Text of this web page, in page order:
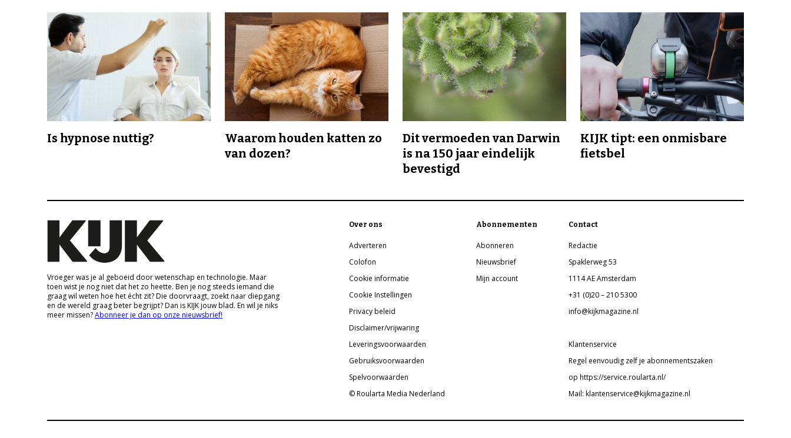
Is hypnose nuttig?
Waarom houden katten zo
van dozen?
Dit vermoeden van Darwin
is na 150 jaar eindelijk
bevestigd
KIJK tipt: een onmisbare
fietsbel
Vroeger was je al geboeid door wetenschap en technologie. Maar
toen wist je nog niet dat het zo heette. Ben je nog steeds iemand die
graag wil weten hoe het écht zit? Die doorvraagt, zoekt naar diepgang
en de wereld graag beter begrijpt? Dan is KIJK jouw blad. En wil je niks
meer missen?Abonneer je dan op onze nieuwsbrief!
Over ons
Adverteren
Colofon
Cookie informatie
Cookie Instellingen
Privacy beleid
Disclaimer/vrijwaring
Leveringsvoorwaarden
Gebruiksvoorwaarden
Spelvoorwaarden
© Roularta Media Nederland
Abonnementen
Abonneren
Nieuwsbrief
Mijn account
Contact
Redactie
Spaklerweg 53
1114 AE Amsterdam
+31 (0)20 – 210 5300
info@kijkmagazine.nl
Klantenservice
Regel eenvoudig zelf je abonnementszaken
op https://service.roularta.nl/
Mail: klantenservice@kijkmagazine.nl